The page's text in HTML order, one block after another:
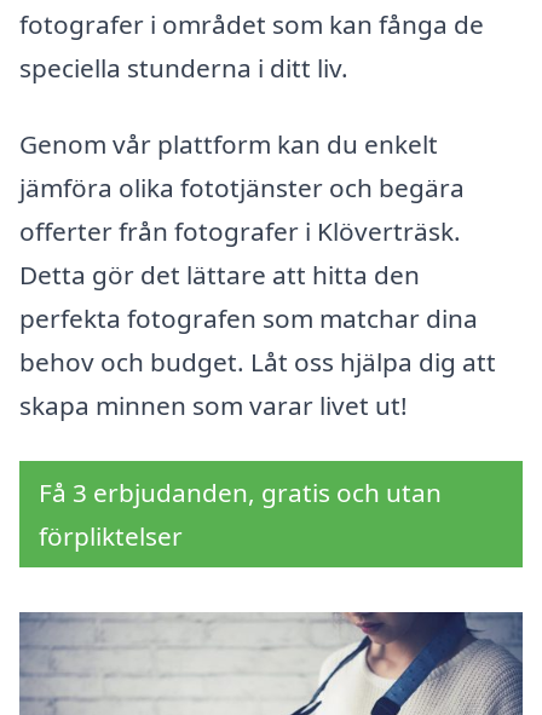
fotografer i området som kan fånga de
speciella stunderna i ditt liv.
Genom vår plattform kan du enkelt
jämföra olika fototjänster och begära
offerter från fotografer i Klöverträsk.
Detta gör det lättare att hitta den
perfekta fotografen som matchar dina
behov och budget. Låt oss hjälpa dig att
skapa minnen som varar livet ut!
Få 3 erbjudanden, gratis och utan
förpliktelser